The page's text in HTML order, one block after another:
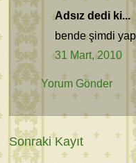
Adsız dedi ki...
bende şimdi
31 Mart, 2010
Yorum Gönder
Sonraki Kayıt